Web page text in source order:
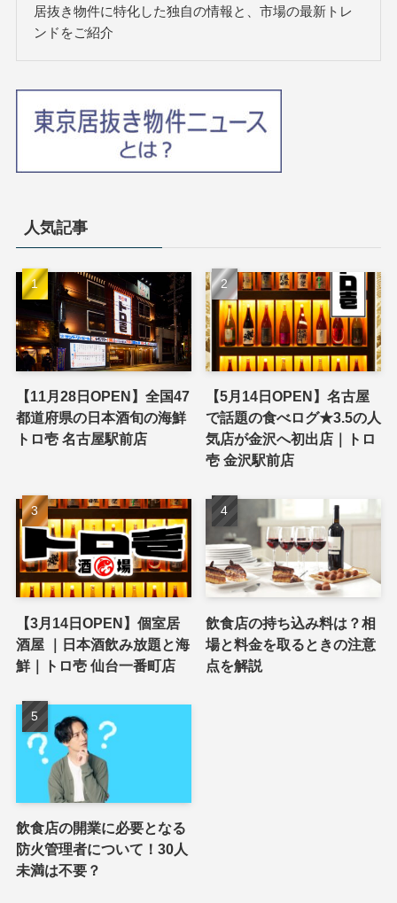
居抜き物件に特化した独自の情報と、市場の最新トレ
ンドをご紹介
人気記事
【11月28日OPEN】全国47
都道府県の日本酒旬の海鮮
トロ壱 名古屋駅前店
【5月14日OPEN】名古屋
で話題の食べログ★3.5の人
気店が金沢へ初出店｜トロ
壱 金沢駅前店
【3月14日OPEN】個室居
酒屋 ｜日本酒飲み放題と海
鮮｜トロ壱 仙台一番町店
飲食店の持ち込み料は？相
場と料金を取るときの注意
点を解説
飲食店の開業に必要となる
防火管理者について！30人
未満は不要？